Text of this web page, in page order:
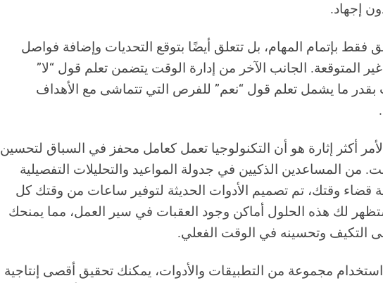
إجهاد.
فقط بإتمام المهام، بل تتعلق أيضًا بتوقع التحديات وإضافة فواصل
المتوقعة. الجانب الآخر من إدارة الوقت يتضمن تعلم قول “لا”
بقدر ما يشمل تعلم قول “نعم” للفرص التي تتماشى مع الأهداف
أكثر إثارة هو أن التكنولوجيا تعمل كعامل محفز في السباق لتحسين
من المساعدين الذكيين في جدولة المواعيد والتحليلات التفصيلية
قضاء وقتك، تم تصميم الأدوات الحديثة لتوفير ساعات من وقتك كل
لك هذه الحلول أماكن وجود العقبات في سير العمل، مما يمنحك
التكيف وتحسينه في الوقت الفعلي.
مجموعة من التطبيقات والأدوات، يمكنك تحقيق أقصى إنتاجية